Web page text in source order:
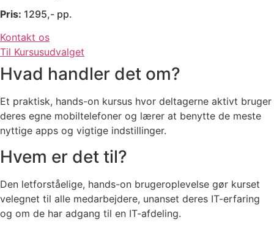
Pris: 1295,- pp.
Kontakt os
Til Kursusudvalget
Hvad handler det om?
Et praktisk, hands-on kursus hvor deltagerne aktivt bruger
deres egne mobiltelefoner og lærer at benytte de meste
nyttige apps og vigtige indstillinger.
Hvem er det til?
Den letforståelige, hands-on brugeroplevelse gør kurset
velegnet til alle medarbejdere, unanset deres IT-erfaring
og om de har adgang til en IT-afdeling.